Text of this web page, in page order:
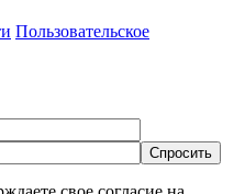
Пользовательское